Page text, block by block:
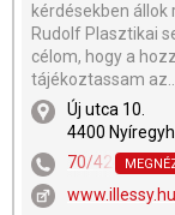
kérdésekben állok
Rudolf Plasztikai
célom, hogy a
tájékoztassam
Új utca 10.
4400
70/424-4300
www.illessy.hu